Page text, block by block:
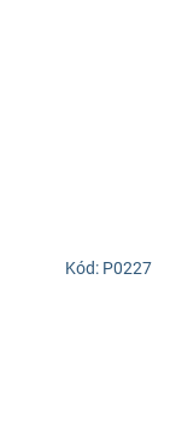
Kód: P0227